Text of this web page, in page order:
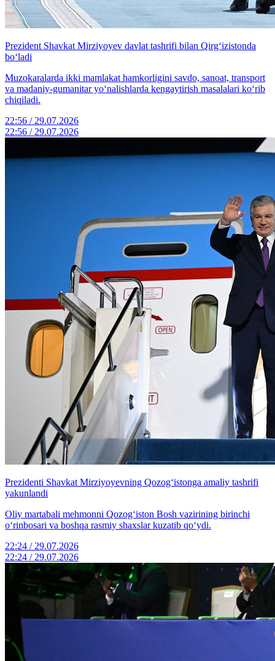
Prezident Shavkat Mirziyoyev davlat tashrifi bilan Qirg‘izistonda
bo‘ladi
Muzokaralarda ikki mamlakat hamkorligini savdo, sanoat, transport
va madaniy-gumanitar yo‘nalishlarda kengaytirish masalalari ko‘rib
chiqiladi.
22:56 / 29.07.2026
22:56 / 29.07.2026
Prezidenti Shavkat Mirziyoyevning Qozog‘istonga amaliy tashrifi
yakunlandi
Oliy martabali mehmonni Qozog‘iston Bosh vazirining birinchi
o‘rinbosari va boshqa rasmiy shaxslar kuzatib qo‘ydi.
22:24 / 29.07.2026
22:24 / 29.07.2026